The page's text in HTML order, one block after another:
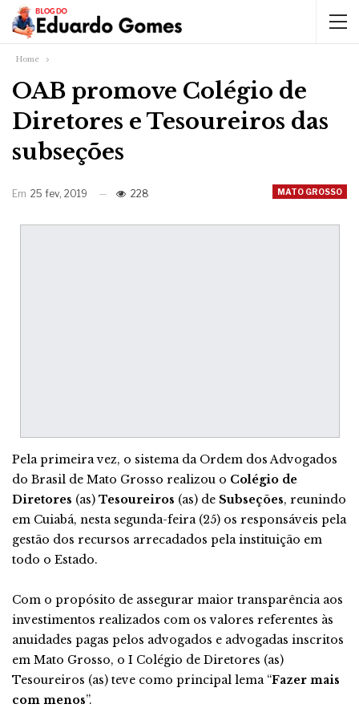
Home
OAB promove Colégio de
Diretores e Tesoureiros das
subseções
MATO GROSSO
Em 25 fev, 2019 228
Pela primeira vez, o sistema da Ordem dos Advogados
do Brasil de Mato Grosso realizou o Colégio de
Diretores (as) Tesoureiros (as) de Subseções, reunindo
em Cuiabá, nesta segunda-feira (25) os responsáveis pela
gestão dos recursos arrecadados pela instituição em
todo o Estado.
Com o propósito de assegurar maior transparência aos
investimentos realizados com os valores referentes às
anuidades pagas pelos advogados e advogadas inscritos
em Mato Grosso, o I Colégio de Diretores (as)
Tesoureiros (as) teve como principal lema “Fazer mais
com menos”.